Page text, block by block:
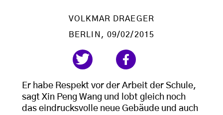
VOLKMAR DRAEGER
BERLIN , 09/02/2015
Er habe Respekt vor der Arbeit der Schule,
sagt Xin Peng Wang und lobt gleich noch
das eindrucksvolle neue Gebäude und auch